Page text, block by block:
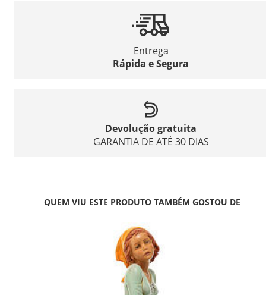
Entrega
Rápida e Segura
Devolução gratuita
GARANTIA DE ATÉ 30 DIAS
QUEM VIU ESTE PRODUTO TAMBÉM GOSTOU DE